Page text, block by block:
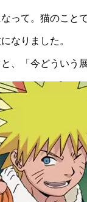
って。猫のこと
なりました。
、「今どういう